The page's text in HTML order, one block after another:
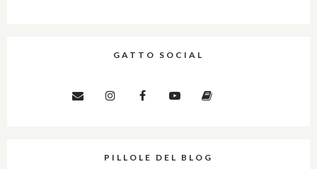
GATTO SOCIAL
PILLOLE DEL BLOG